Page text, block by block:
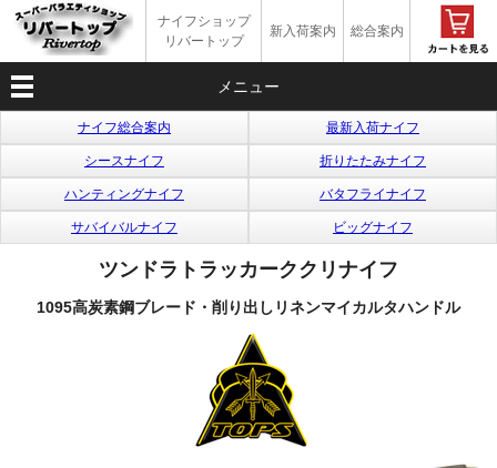
ナイフショップ
リバートップ
新入荷案内 総合案内
メニュー
ナイフ総合案内 最新入荷ナイフ
シースナイフ 折りたたみナイフ
ハンティングナイフ バタフライナイフ
サバイバルナイフ ビッグナイフ
ツンドラトラッカーククリナイフ
1095高炭素鋼ブレード・削り出しリネンマイカルタハンドル